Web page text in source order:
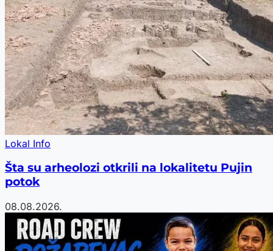
Lokal Info
Šta su arheolozi otkrili na lokalitetu Pujin
potok
08.08.2026.